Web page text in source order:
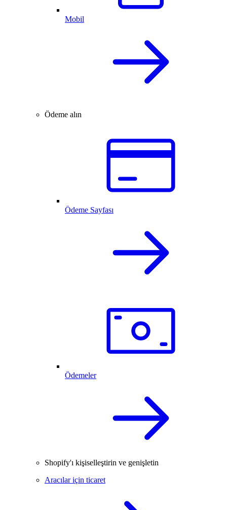
Mobil
Ödeme alın
Ödeme Sayfası
Ödemeler
Shopify'ı kişiselleştirin ve genişletin
Aracılar için ticaret